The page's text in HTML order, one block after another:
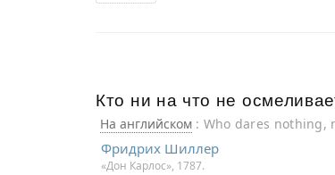
Кто ни на что не
На английском : Who dares nothing,
Фридрих Шиллер
«Дон Карлос», 1787.